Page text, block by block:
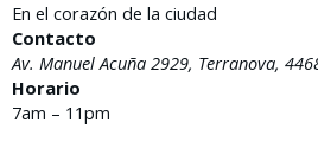
En el corazón de la ciudad
Contacto
Av. Manuel Acuña 2929, Terranova,
Horario
7am – 11pm